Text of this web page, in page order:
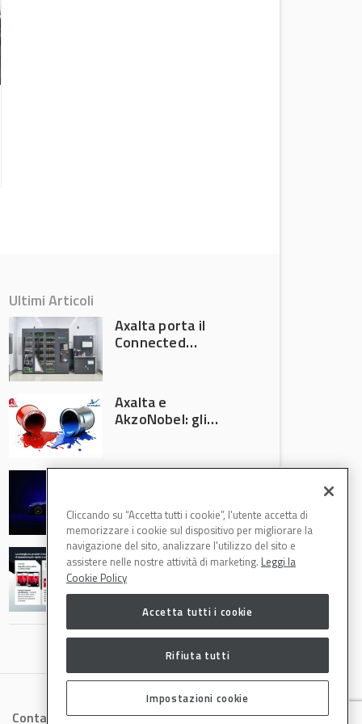
Ultimi Articoli
Axalta porta il
Connected
Automechanika
Frankfurt 2026
Axalta e
AkzoNobel: gli
quando la
verniciatura
diventa ingegneria
di precisione
R-M Low Energy: i
cicli di verniciatura
che riducono
consumi energetici,
carrozzeria
Contatti Privacy Cookies
Cliccando su “Accetta tutti i cookie”, l'utente accetta di
memorizzare i cookie sul dispositivo per migliorare la
navigazione del sito, analizzare l'utilizzo del sito e
assistere nelle nostre attività di marketing. Leggi la
Cookie Policy
Accetta tutti i cookie
Rifiuta tutti
Impostazioni cookie